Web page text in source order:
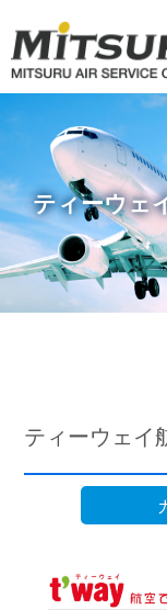
ティーウェ
ティーウェイ